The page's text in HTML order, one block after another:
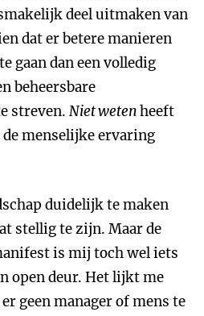
deel uitmaken van
dat er betere manieren
gaan dan een volledig
beheersbare
streven. Niet wetenheeft
menselijke ervaring
duidelijk te maken
stellig te zijn. Maar de
is mij toch wel iets
open deur. Het lijkt me
geen manager of mens te